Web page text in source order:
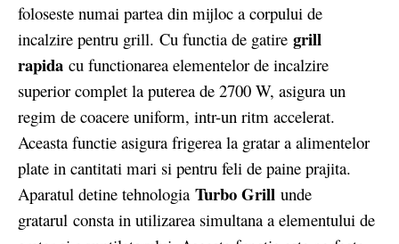
foloseste numai partea din mijloc a corpului de
incalzire pentru grill. Cu functia de gatire grill
rapida cu functionarea elementelor de incalzire
superior complet la puterea de 2700 W, asigura un
regim de coacere uniform, intr-un ritm accelerat.
Aceasta functie asigura frigerea la gratar a alimentelor
plate in cantitati mari si pentru feli de paine prajita.
Aparatul detine tehnologia Turbo Grill unde
gratarul consta in utilizarea simultana a elementului de